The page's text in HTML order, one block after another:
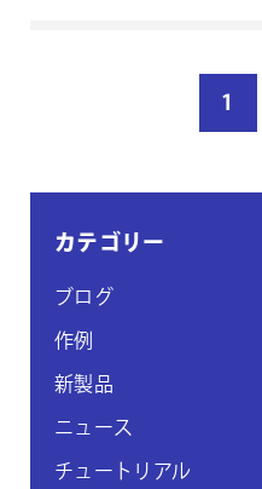
ー
1
カテゴリー
ブログ
作例
新製品
ニュース
チュートリアル